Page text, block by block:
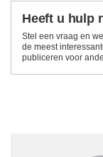
Heeft u hulp
Stel een vraag en
de meest
publiceren voor